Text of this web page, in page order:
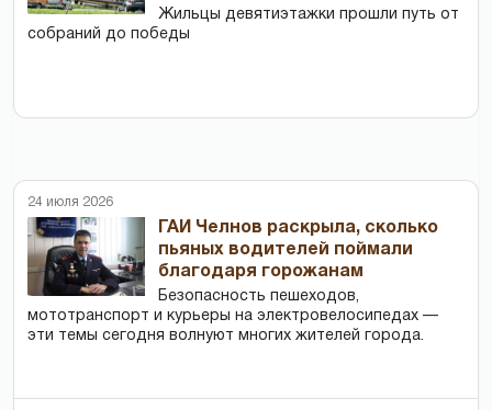
Жильцы девятиэтажки прошли путь от
собраний до победы
24 июля 2026
ГАИ Челнов раскрыла, сколько
пьяных водителей поймали
благодаря горожанам
Безопасность пешеходов,
мототранспорт и курьеры на электровелосипедах —
эти темы сегодня волнуют многих жителей города.